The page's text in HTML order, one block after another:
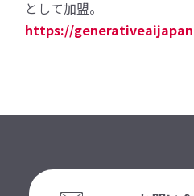
として加盟。
https://